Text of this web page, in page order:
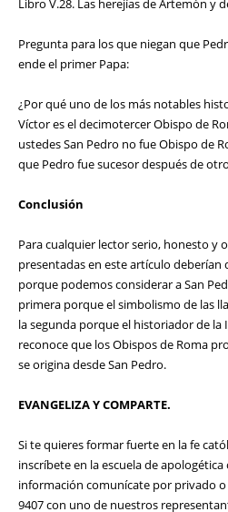
Libro V.28. Las herejías de Artemón y
Pregunta para los que niegan que
ende el primer Papa:
¿Por qué uno de los más notables
Víctor es el decimotercer Obispo de
ustedes San Pedro no fue Obispo de
que Pedro fue sucesor después de
Conclusión
Para cualquier lector serio, honesto y
presentadas en este artículo
porque podemos considerar a San
primera porque el simbolismo de las
la segunda porque el historiador de la
reconoce que los Obispos de Roma
se origina desde San Pedro.
EVANGELIZA Y COMPARTE.
Si te quieres formar fuerte en la fe
inscríbete en la escuela de apologética
información comunícate por privado o
9407 con uno de nuestros